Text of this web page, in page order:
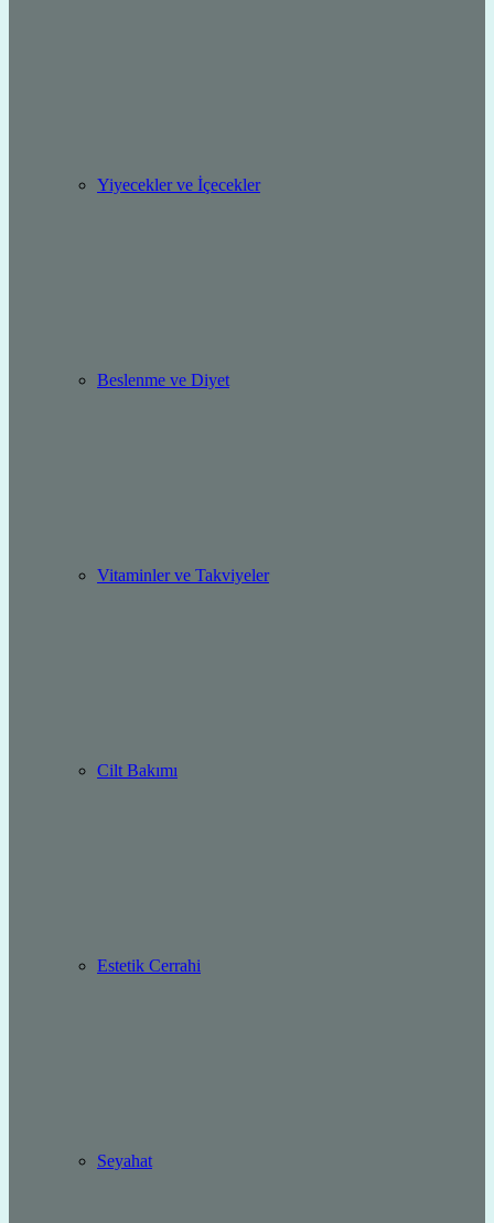
Yiyecekler ve İçecekler
Beslenme ve Diyet
Vitaminler ve Takviyeler
Cilt Bakımı
Estetik Cerrahi
Seyahat